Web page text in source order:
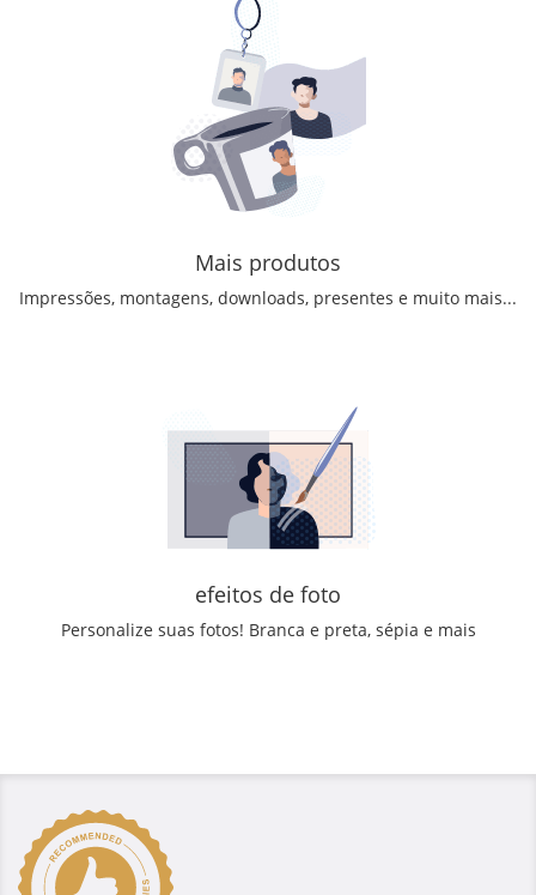
Mais produtos
Impressões, montagens, downloads, presentes e muito mais...
efeitos de foto
Personalize suas fotos! Branca e preta, sépia e mais